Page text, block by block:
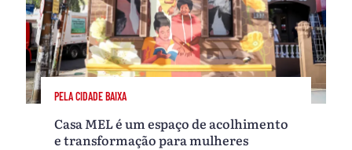
PELA CIDADE BAIXA
Casa MEL é um espaço de acolhimento
e transformação para mulheres